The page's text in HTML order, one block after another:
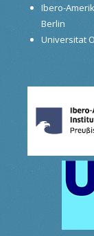
Ibero-
Berlin
Universitat